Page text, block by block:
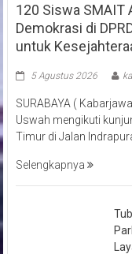
120 Siswa SMAIT
Demokrasi di
untuk
5 Agustus 2026
SURABAYA (
Uswah mengikuti
Timur di Jalan
Selengkapnya